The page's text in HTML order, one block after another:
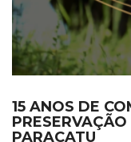
15 ANOS DE
PARACATU